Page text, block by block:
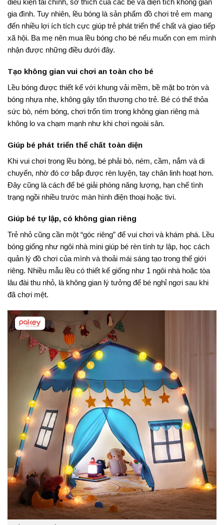
điều kiện tài chính, sở thích của các bé và diện tích không gian
gia đình. Tuy nhiên, lều bóng là sản phẩm đồ chơi trẻ em mang
đến nhiều lợi ích tích cực giúp trẻ phát triển thể chất và giao tiếp
xã hội. Ba mẹ nên mua lều bóng cho bé nếu muốn con em mình
nhận được những điều dưới đây.
Tạo không gian vui chơi an toàn cho bé
Lều bóng được thiết kế với khung vải mềm, bề mặt bo tròn và
bóng nhựa nhẹ, không gây tổn thương cho trẻ. Bé có thể thỏa
sức bò, ném bóng, chơi trốn tìm trong không gian riêng mà
không lo va chạm mạnh như khi chơi ngoài sân.
Giúp bé phát triển thể chất toàn diện
Khi vui chơi trong lều bóng, bé phải bò, ném, cầm, nắm và di
chuyển, nhờ đó cơ bắp được rèn luyện, tay chân linh hoạt hơn.
Đây cũng là cách để bé giải phóng năng lượng, hạn chế tình
trạng ngồi nhiều trước màn hình điện thoại hoặc tivi.
Giúp bé tự lập, có không gian riêng
Trẻ nhỏ cũng cần một “góc riêng” để vui chơi và khám phá. Lều
bóng giống như ngôi nhà mini giúp bé rèn tính tự lập, học cách
quản lý đồ chơi của mình và thoải mái sáng tạo trong thế giới
riêng. Nhiều mẫu lều có thiết kế giống như 1 ngôi nhà hoặc tòa
lâu đài thu nhỏ, là không gian lý tưởng để bé nghỉ ngơi sau khi
đã chơi mệt.